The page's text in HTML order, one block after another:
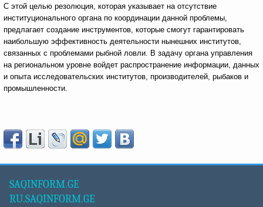
С этой целью резолюция, которая указывает на отсутствие
институционального органа по координации данной проблемы,
предлагает создание инструментов, которые смогут гарантировать
наибольшую эффективность деятельности нынешних институтов,
связанных с проблемами рыбной ловли. В задачу органа управления
на региональном уровне войдет распространение информации, данных
и опыта исследовательских институтов, производителей, рыбаков и
промышленности.
SAQINFORM.GE
RU.SAQINFORM.GE